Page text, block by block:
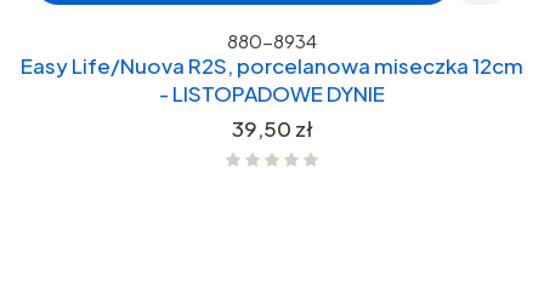
880-8934
Easy Life/Nuova R2S, porcelanowa miseczka 12cm
- LISTOPADOWE DYNIE
Cena
39,50 zł